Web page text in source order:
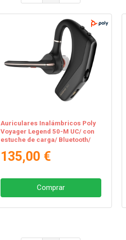
Auriculares Inalámbricos Poly
Voyager Legend 50-M UC/ con
estuche de carga/ Bluetooth/
135,00 €
Comprar